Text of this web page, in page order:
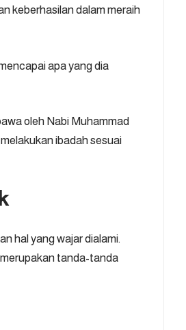
keberhasilan dalam meraih
apa yang dia
oleh Nabi Muhammad
ibadah sesuai
hal yang wajar dialami.
tanda-tanda